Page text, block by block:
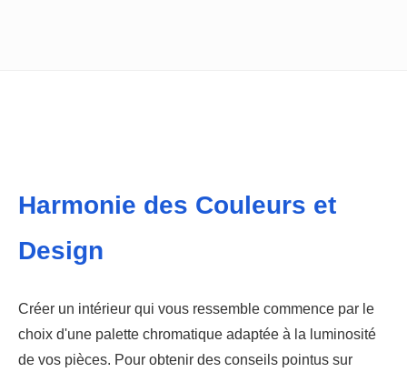
Harmonie des Couleurs et
Design
Créer un intérieur qui vous ressemble commence par le
choix d'une palette chromatique adaptée à la luminosité
de vos pièces. Pour obtenir des conseils pointus sur